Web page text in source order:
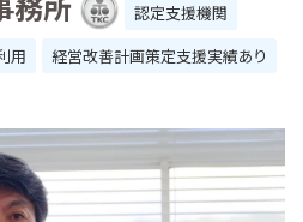
認定支援機関
用
経営改善計画策定支援実績あり